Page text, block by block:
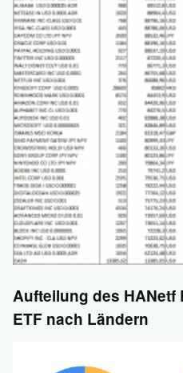
Aufteilung des HANetf
ETF nach Ländern